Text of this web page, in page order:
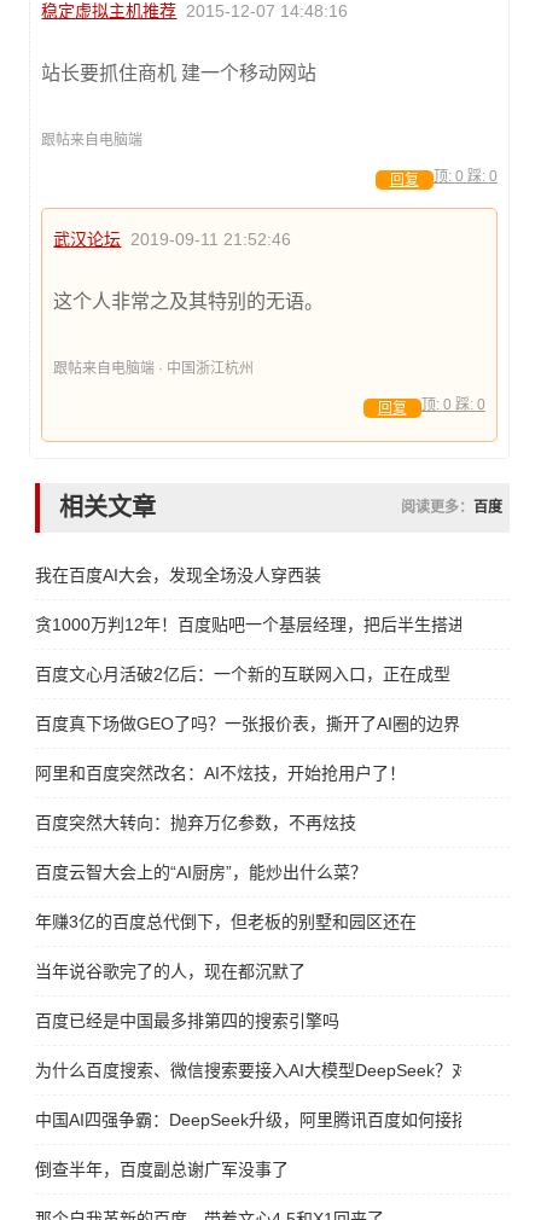
稳定虚拟主机推荐 2015-12-07 14:48:16
站长要抓住商机 建一个移动网站
跟帖来自电脑端
顶: 0 踩: 0
回复
武汉论坛 2019-09-11 21:52:46
这个人非常之及其特别的无语。
跟帖来自电脑端 · 中国浙江杭州
顶: 0 踩: 0
回复
相关文章 阅读更多： 百度
我在百度AI大会，发现全场没人穿西装
贪1000万判12年！百度贴吧一个基层经理，把后半生搭进去了
百度文心月活破2亿后：一个新的互联网入口，正在成型
百度真下场做GEO了吗？一张报价表，撕开了AI圈的边界
阿里和百度突然改名：AI不炫技，开始抢用户了！
百度突然大转向：抛弃万亿参数，不再炫技
百度云智大会上的“AI厨房”，能炒出什么菜？
年赚3亿的百度总代倒下，但老板的别墅和园区还在
当年说谷歌完了的人，现在都沉默了
百度已经是中国最多排第四的搜索引擎吗
为什么百度搜索、微信搜索要接入AI大模型DeepSeek？对谁更有好
中国AI四强争霸：DeepSeek升级，阿里腾讯百度如何接招？
倒查半年，百度副总谢广军没事了